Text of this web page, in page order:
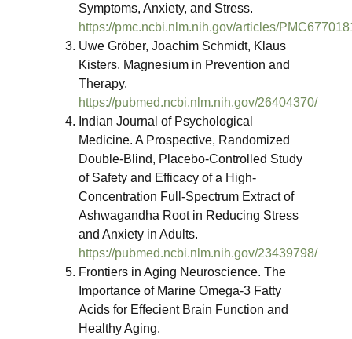
Symptoms, Anxiety, and Stress.
https://pmc.ncbi.nlm.nih.gov/articles/
Uwe Gröber, Joachim Schmidt, Klaus
Kisters. Magnesium in Prevention and
Therapy.
https://pubmed.ncbi.nlm.nih.gov/26404370/
Indian Journal of Psychological
Medicine. A Prospective, Randomized
Double-Blind, Placebo-Controlled Study
of Safety and Efficacy of a High-
Concentration Full-Spectrum Extract of
Ashwagandha Root in Reducing Stress
and Anxiety in Adults.
https://pubmed.ncbi.nlm.nih.gov/23439798/
Frontiers in Aging Neuroscience. The
Importance of Marine Omega-3 Fatty
Acids for Effecient Brain Function and
Healthy Aging.